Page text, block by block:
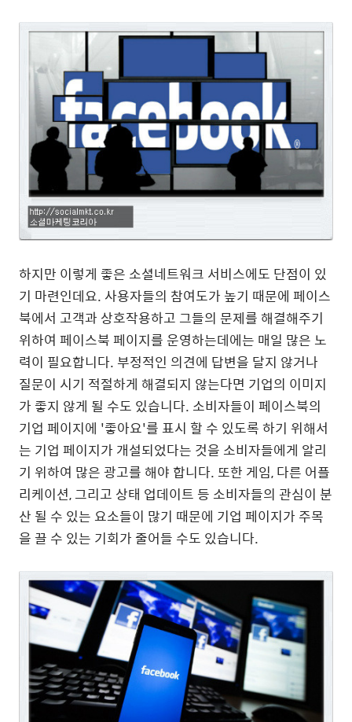
하지만 이렇게 좋은 소셜네트워크 서비스에도 단점이 있
기 마련인데요. 사용자들의 참여도가 높기 때문에 페이스
북에서 고객과 상호작용하고 그들의 문제를 해결해주기
위하여 페이스북 페이지를 운영하는데에는 매일 많은 노
력이 필요합니다. 부정적인 의견에 답변을 달지 않거나
질문이 시기 적절하게 해결되지 않는다면 기업의 이미지
가 좋지 않게 될 수도 있습니다. 소비자들이 페이스북의
기업 페이지에 '좋아요'를 표시 할 수 있도록 하기 위해서
는 기업 페이지가 개설되었다는 것을 소비자들에게 알리
기 위하여 많은 광고를 해야 합니다. 또한 게임, 다른 어플
리케이션, 그리고 상태 업데이트 등 소비자들의 관심이 분
산 될 수 있는 요소들이 많기 때문에 기업 페이지가 주목
을 끌 수 있는 기회가 줄어들 수도 있습니다.